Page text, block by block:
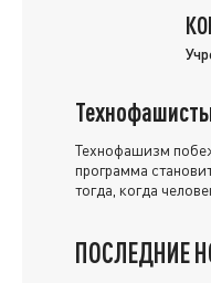
Технофашизм
программа
тогда, когда
ПОСЛЕДНИЕ